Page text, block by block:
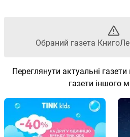
Обраний газета
Переглянути актуальні
газети іншого